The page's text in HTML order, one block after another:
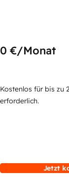
0 €/Monat
Kostenlos für bis zu
erforderlich.
Jetzt